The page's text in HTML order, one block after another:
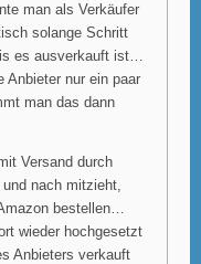
man als Verkäufer
solange Schritt
es ausverkauft ist…
Anbieter nur ein paar
man das dann
Versand durch
nach mitzieht,
bestellen…
wieder hochgesetzt
Anbieters verkauft